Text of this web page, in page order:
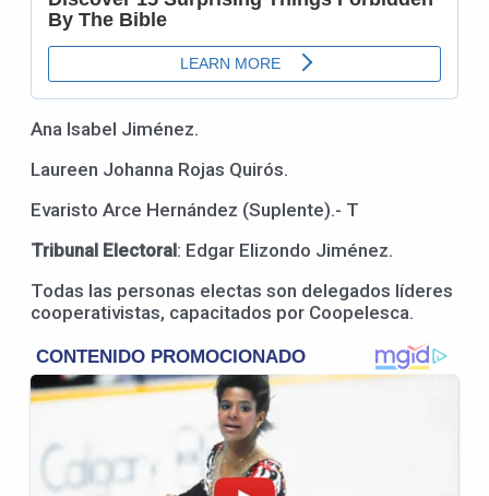
Ana Isabel Jiménez.
Laureen Johanna Rojas Quirós.
Evaristo Arce Hernández (Suplente).- T
Tribunal Electoral: Edgar Elizondo Jiménez.
Todas las personas electas son delegados líderes
cooperativistas, capacitados por Coopelesca.